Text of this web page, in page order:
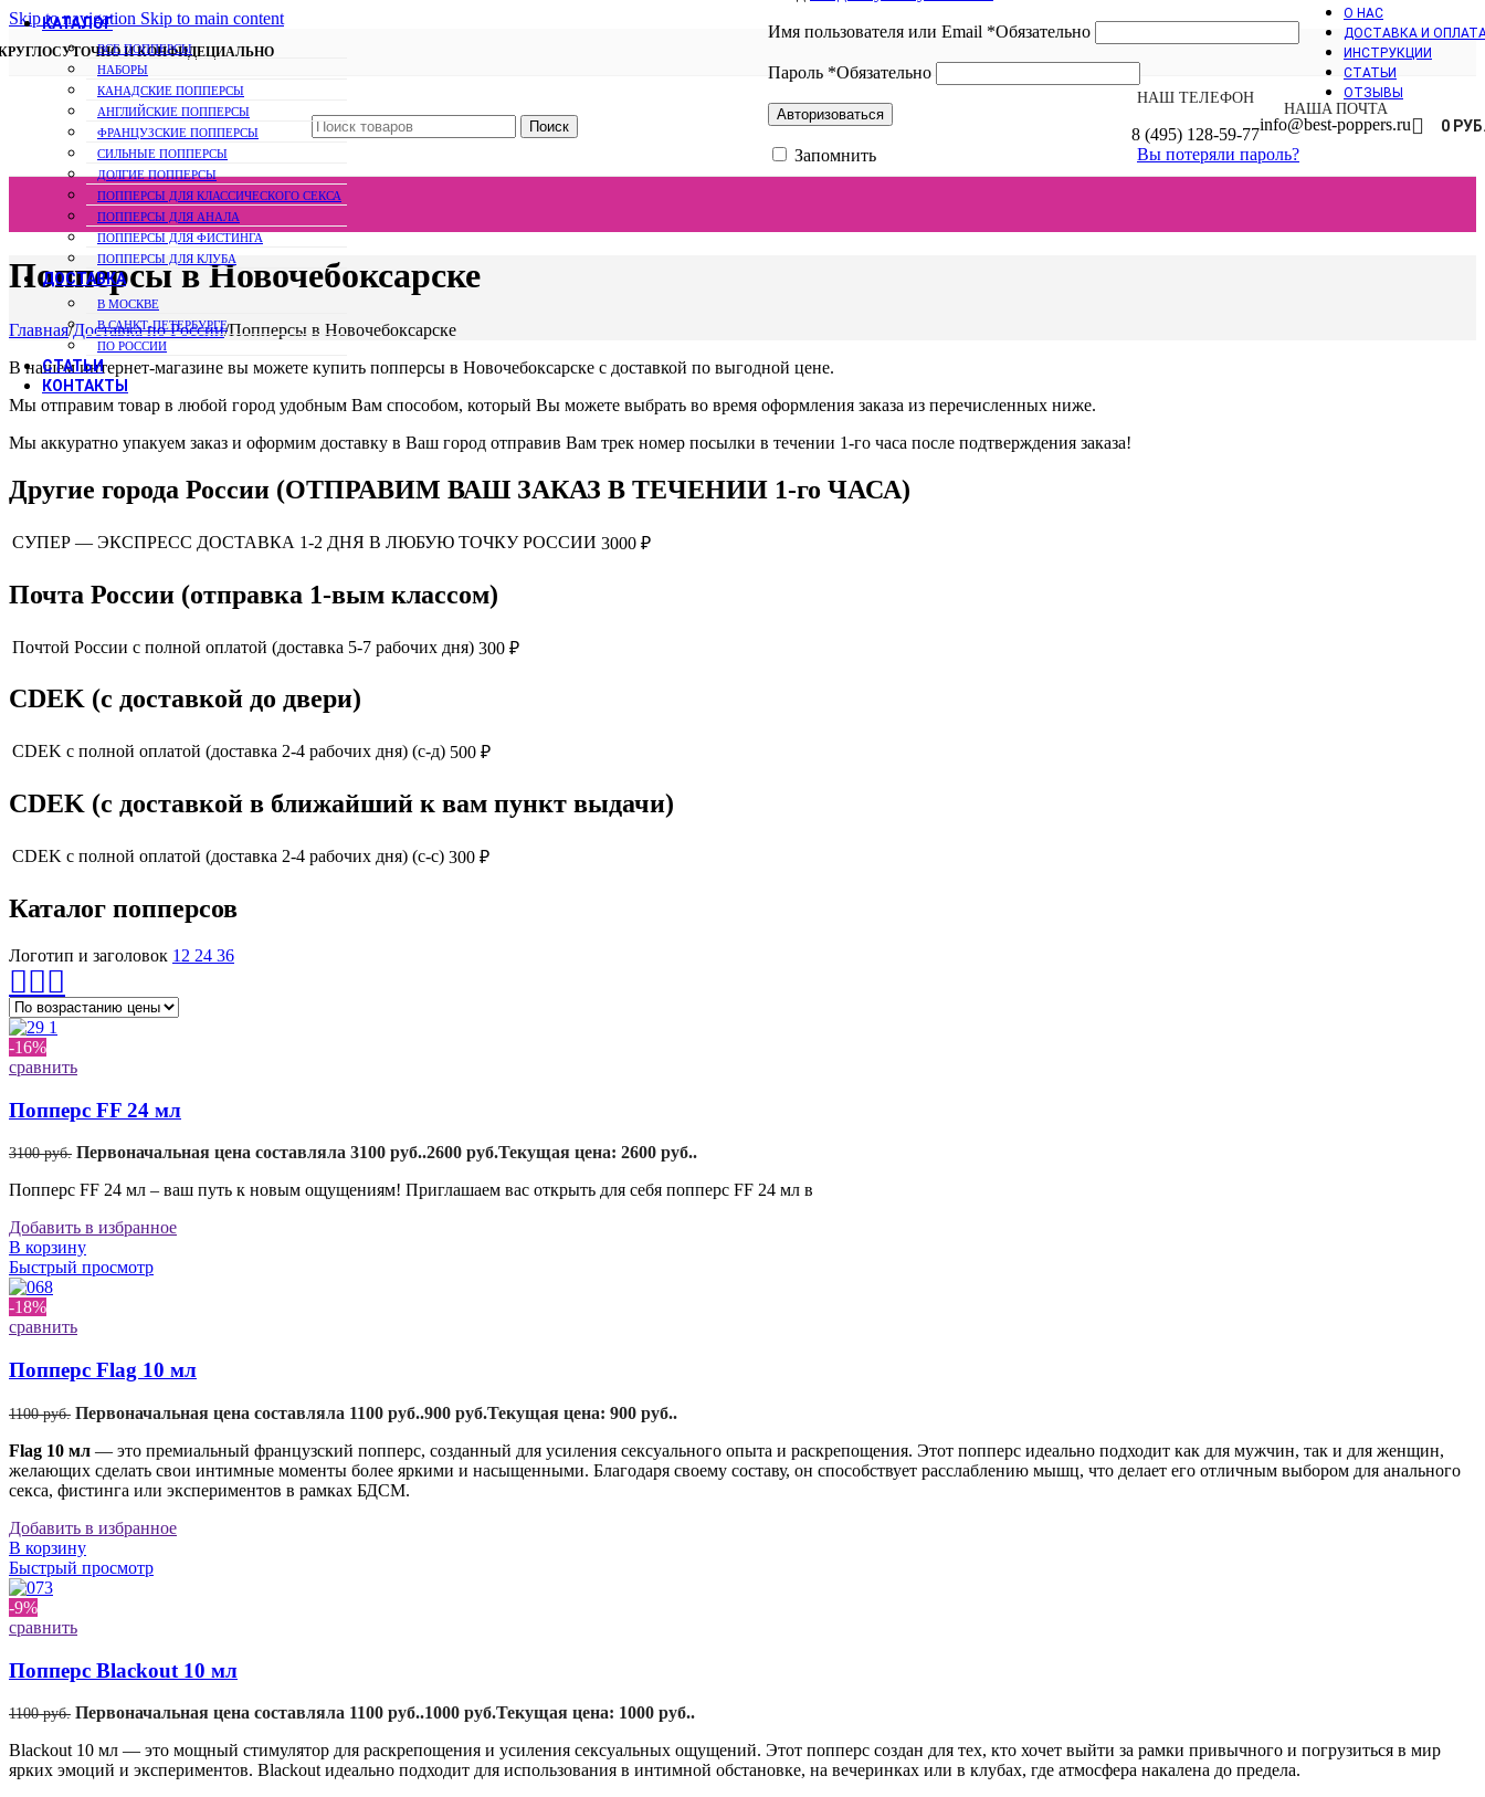
Skip to navigation Skip to main content
И КОНФИДЕЦИАЛЬНО
Имя пользователя или Email *Обязательно
Пароль *Обязательно
Авторизоваться
Вы потеряли пароль?
Запомнить
О НАС
ДОСТАВКА И
ИНСТРУКЦИИ
СТАТЬИ
ОТЗЫВЫ
Поиск
НАШ ТЕЛЕФОН
8 (495) 128-59-77
НАШA ПОЧТА
info@best-poppers.ru 0
КАТАЛОГ
ВСЕ ПОППЕРСЫ
НАБОРЫ
КАНАДCКИЕ ПОППЕРСЫ
АНГЛИЙСКИЕ ПОППЕРСЫ
ФРАНЦУЗСКИЕ ПОППЕРСЫ
СИЛЬНЫЕ ПОППЕРСЫ
ДОЛГИЕ ПОППЕРСЫ
ПОППЕРСЫ ДЛЯ КЛАССИЧЕСКОГО СЕКСА
ПОППЕРСЫ ДЛЯ АНАЛА
ПОППЕРСЫ ДЛЯ ФИСТИНГА
ПОППЕРСЫ ДЛЯ КЛУБА
ДОСТАВКА
В МОСКВЕ
В САНКТ-ПЕТЕРБУРГЕ
ПО РОССИИ
СТАТЬИ
КОНТАКТЫ
Попперсы в Новочебоксарске
Главная/Доставка по России/Попперсы в Новочебоксарске
В нашем интернет-магазине вы можете купить попперсы в Новочебоксарске с доставкой по выгодной цене.
Мы отправим товар в любой город удобным Вам способом, который Вы можете выбрать во время оформления заказа из перечисленных ниже.
Мы аккуратно упакуем заказ и оформим доставку в Ваш город отправив Вам трек номер посылки в течении 1-го часа после подтверждения заказа!
Другие города России (ОТПРАВИМ ВАШ ЗАКАЗ В ТЕЧЕНИИ 1-го ЧАСА)
СУПЕР — ЭКСПРЕСС ДОСТАВКА 1-2 ДНЯ В ЛЮБУЮ ТОЧКУ РОССИИ 3000 ₽
Почта России (отправка 1-вым классом)
Почтой России с полной оплатой (доставка 5-7 рабочих дня) 300 ₽
CDEK (с доставкой до двери)
CDEK с полной оплатой (доставка 2-4 рабочих дня) (с-д) 500 ₽
CDEK (с доставкой в ближайший к вам пункт выдачи)
CDEK с полной оплатой (доставка 2-4 рабочих дня) (с-с) 300 ₽
Каталог попперсов
Логотип и заголовок 12 24 36
-16%
сравнить
Попперс FF 24 мл
3100руб. Первоначальная цена составляла 3100 руб..2600 руб.Текущая цена: 2600 руб..
Попперс FF 24 мл – ваш путь к новым ощущениям! Приглашаем вас открыть для себя попперс FF 24 мл в
Добавить в избранное
В корзину
Быстрый просмотр
-18%
сравнить
Попперс Flag 10 мл
1100руб. Первоначальная цена составляла 1100 руб..900 руб.Текущая цена: 900 руб..
Flag 10 мл — это премиальный французский попперс, созданный для усиления сексуального опыта и раскрепощения. Этот попперс идеально подходит как для мужчин, так и для женщин,
желающих сделать свои интимные моменты более яркими и насыщенными. Благодаря своему составу, он способствует расслаблению мышц, что делает его отличным выбором для анального
секса, фистинга или экспериментов в рамках БДСМ.
Добавить в избранное
В корзину
Быстрый просмотр
-9%
сравнить
Попперс Blackout 10 мл
1100руб. Первоначальная цена составляла 1100 руб..1000 руб.Текущая цена: 1000 руб..
Blackout 10 мл — это мощный стимулятор для раскрепощения и усиления сексуальных ощущений. Этот попперс создан для тех, кто хочет выйти за рамки привычного и погрузиться в мир
ярких эмоций и экспериментов. Blackout идеально подходит для использования в интимной обстановке, на вечеринках или в клубах, где атмосфера накалена до предела.